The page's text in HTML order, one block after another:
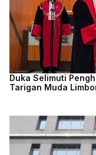
Duka Selimuti
Tarigan Muda